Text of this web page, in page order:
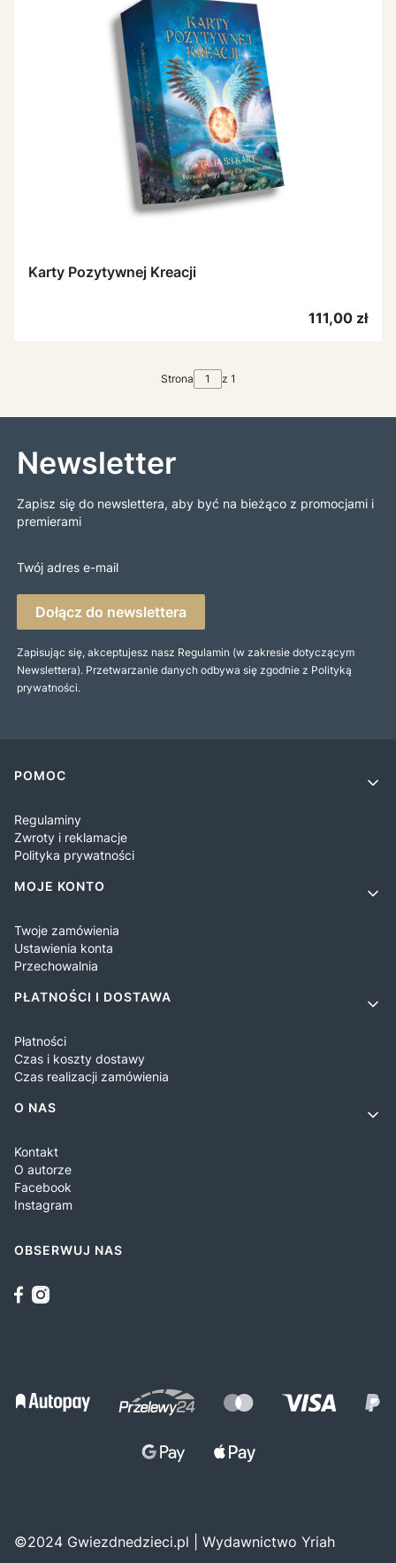
Karty Pozytywnej Kreacji
Cena
111,00 zł
Strona z 1
Newsletter
Zapisz się do newslettera, aby być na bieżąco z promocjami i
premierami
Twój adres e-mail
Dołącz do newslettera
Zapisując się, akceptujesz nasz Regulamin (w zakresie dotyczącym
Newslettera). Przetwarzanie danych odbywa się zgodnie z Polityką
prywatności.
Linki w stopce
POMOC
Regulaminy
Zwroty i reklamacje
Polityka prywatności
MOJE KONTO
Twoje zamówienia
Ustawienia konta
Przechowalnia
PŁATNOŚCI I DOSTAWA
Płatności
Czas i koszty dostawy
Czas realizacji zamówienia
O NAS
Kontakt
O autorze
Facebook
Instagram
OBSERWUJ NAS
©2024 Gwiezdnedzieci.pl | Wydawnictwo Yriah